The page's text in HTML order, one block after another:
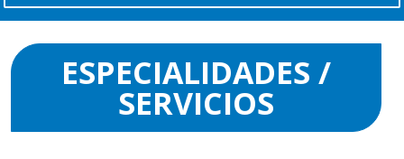
ESPECIALIDADES /
SERVICIOS